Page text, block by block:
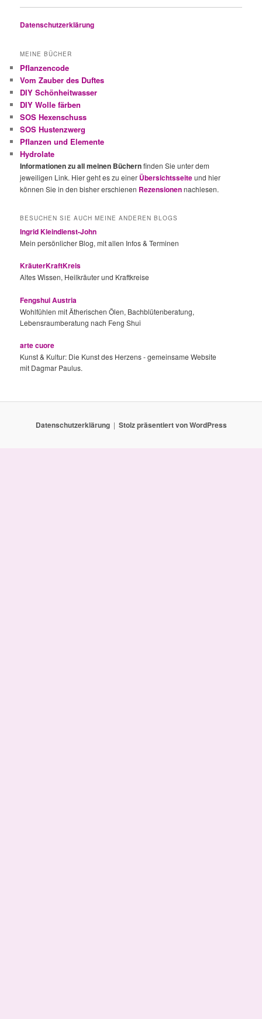
Datenschutzerklärung
MEINE BÜCHER
Pflanzencode
Vom Zauber des Duftes
DIY Schönheitwasser
DIY Wolle färben
SOS Hexenschuss
SOS Hustenzwerg
Pflanzen und Elemente
Hydrolate
Informationen zu all meinen Büchernfinden Sie unter dem
jeweiligen Link. Hier geht es zu einer Übersichtsseiteund hier
können Sie in den bisher erschienen Rezensionennachlesen.
BESUCHEN SIE AUCH MEINE ANDEREN BLOGS
Ingrid Kleindienst-John
Mein persönlicher Blog, mit allen Infos & Terminen
KräuterKraftKreis
Altes Wissen, Heilkräuter und Kraftkreise
Fengshui Austria
Wohlfühlen mit Ätherischen Ölen, Bachblütenberatung,
Lebensraumberatung nach Feng Shui
arte cuore
Kunst & Kultur: Die Kunst des Herzens - gemeinsame Website
mit Dagmar Paulus.
Datenschutzerklärung Stolz präsentiert von WordPress